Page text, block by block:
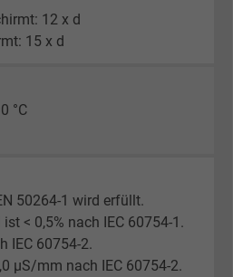
12 x d
15 x d
°C
50264-1 wird erfüllt.
< 0,5% nach IEC 60754-1.
IEC 60754-2.
µS/mm nach IEC 60754-2.